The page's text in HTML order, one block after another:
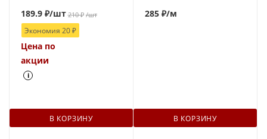
210₽ /шт
189.9 ₽/шт
Экономия 20₽
Цена по
акции
i
В КОРЗИНУ
285 ₽/м
В КОРЗИНУ